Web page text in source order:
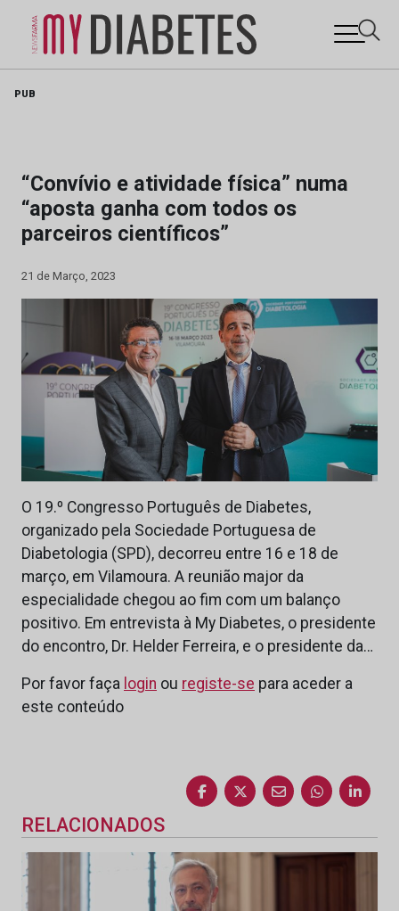
PUB
“Convívio e atividade física” numa
“aposta ganha com todos os
parceiros científicos”
21 de Março, 2023
O 19.º Congresso Português de Diabetes,
organizado pela Sociedade Portuguesa de
Diabetologia (SPD), decorreu entre 16 e 18 de
março, em Vilamoura. A reunião major da
especialidade chegou ao fim com um balanço
positivo. Em entrevista à My Diabetes, o presidente
do encontro, Dr. Helder Ferreira, e o presidente da…
Por favor faça login ou registe-se para aceder a
este conteúdo
RELACIONADOS